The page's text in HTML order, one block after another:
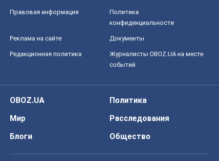
Правовая информация
Политика
конфиденциальности
Реклама на сайте Документы
Редакционная политика
Журналисты OBOZ.UA на месте
событий
OBOZ.UA
Политика
Мир
Расследования
Блоги
Общество